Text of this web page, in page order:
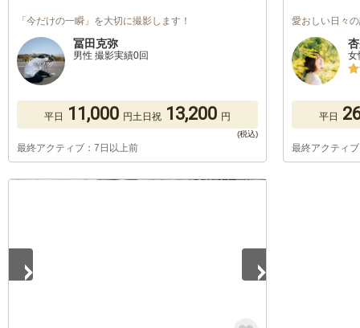
「今だけの一瞬」を大切に撮影します！
冨田克弥
男性 撮影実績0回
平日 11,000 円土日祝 13,200 円
最終アクティブ：7日以上前
愛おしい日々
女
平日
最終アクティ